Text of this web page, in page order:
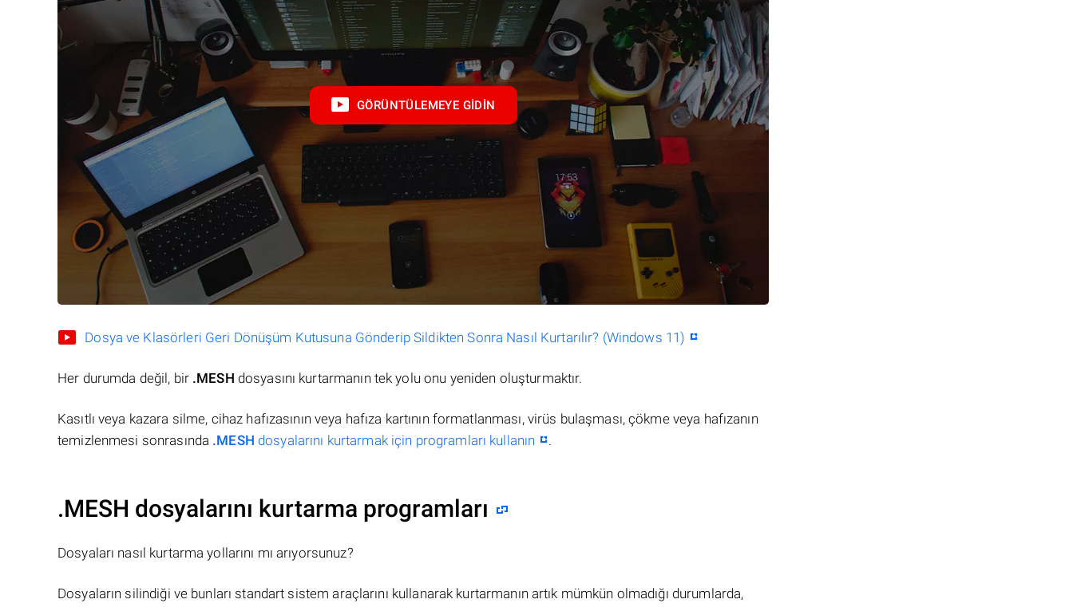
GÖRÜNTÜLEMEYE GIDIN
Dosya ve Klasörleri Geri Dönüşüm Kutusuna Gönderip Sildikten Sonra Nasıl Kurtarılır? (Windows 11)
Her durumda değil, bir .MESH dosyasını kurtarmanın tek yolu onu yeniden oluşturmaktır.
Kasıtlı veya kazara silme, cihaz hafızasının veya hafıza kartının formatlanması, virüs bulaşması, çökme veya hafızanın
temizlenmesi sonrasında .MESH dosyalarını kurtarmak için programları kullanın .
.MESH dosyalarını kurtarma programları
Dosyaları nasıl kurtarma yollarını mı arıyorsunuz?
Dosyaların silindiği ve bunları standart sistem araçlarını kullanarak kurtarmanın artık mümkün olmadığı durumlarda,